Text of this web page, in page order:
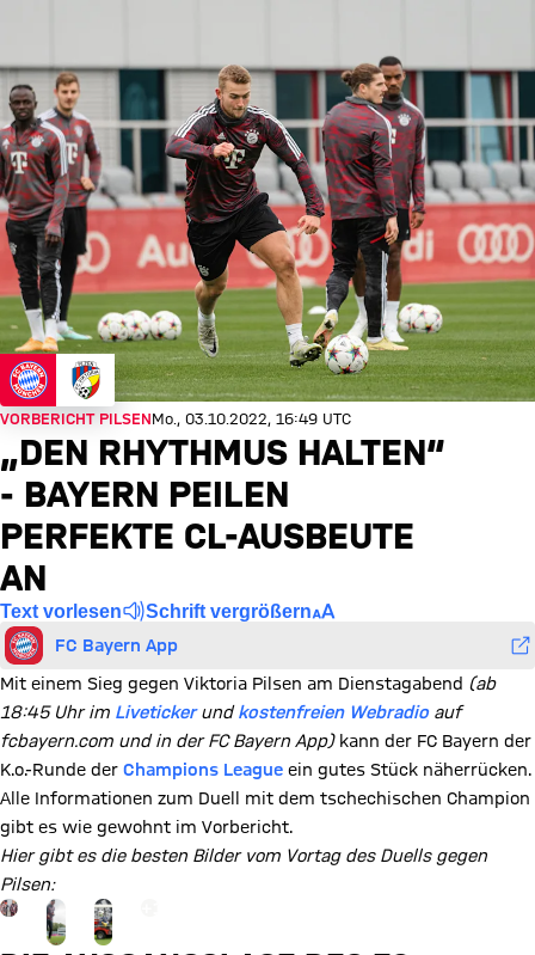
VORBERICHT PILSENMo., 03.10.2022, 16:49 UTC
„DEN RHYTHMUS HALTEN“
- BAYERN PEILEN
PERFEKTE CL-AUSBEUTE
AN
Text vorlesen Schrift vergrößern
FC Bayern App
Mit einem Sieg gegen Viktoria Pilsen am Dienstagabend (ab
18:45 Uhr im Livetickerundkostenfreien Webradioauf
fcbayern.com und in der FC Bayern App)kann der FC Bayern der
K.o.-Runde der Champions League ein gutes Stück näherrücken.
Alle Informationen zum Duell mit dem tschechischen Champion
gibt es wie gewohnt im Vorbericht.
Hier gibt es die besten Bilder vom Vortag des Duells gegen
Pilsen:
Gehe zu Gallerie Seite: zur Galerie